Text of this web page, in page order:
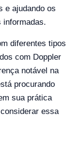
e ajudando os
informadas.
diferentes tipos
com Doppler
notável na
procurando
sua prática
essa